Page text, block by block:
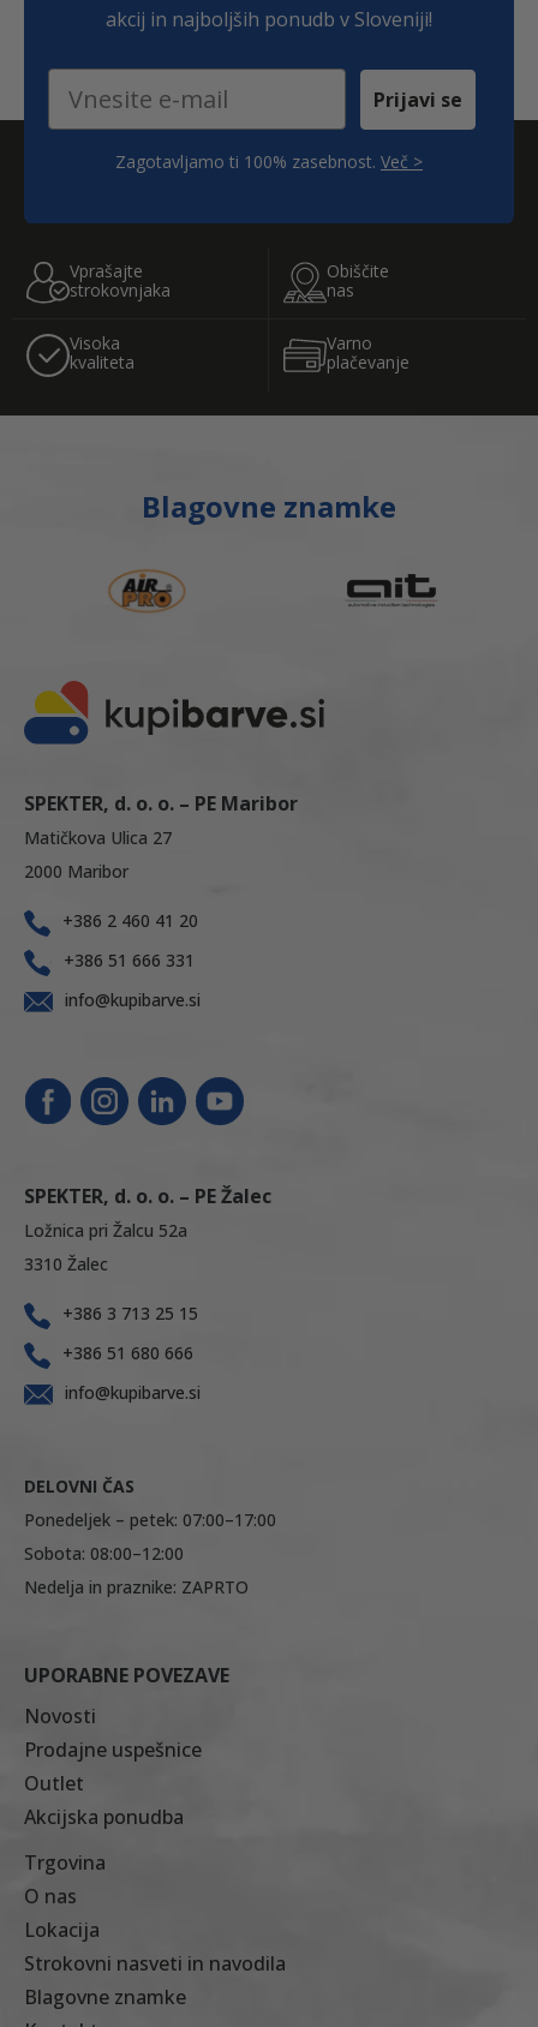
akcij in najboljših ponudb v Sloveniji!
Email Prijavi se
Zagotavljamo ti 100% zasebnost. Več >
Vprašajte
strokovnjaka
Obiščite
nas
Visoka
kvaliteta
Varno
plačevanje
Blagovne znamke
SPEKTER, d. o. o. – PE Maribor
Matičkova Ulica 27
2000 Maribor
+386 2 460 41 20
+386 51 666 331
info@kupibarve.si
SPEKTER, d. o. o. – PE Žalec
Ložnica pri Žalcu 52a
3310 Žalec
+386 3 713 25 15
+386 51 680 666
info@kupibarve.si
DELOVNI ČAS
Ponedeljek – petek: 07:00–17:00
Sobota: 08:00–12:00
Nedelja in praznike: ZAPRTO
UPORABNE POVEZAVE
Novosti
Prodajne uspešnice
Outlet
Akcijska ponudba
Trgovina
O nas
Lokacija
Strokovni nasveti in navodila
Blagovne znamke